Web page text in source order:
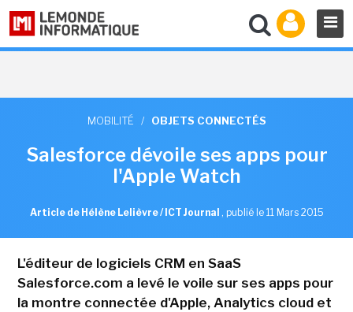
MOBILITÉ / OBJETS CONNECTÉS
Salesforce dévoile ses apps pour
l'Apple Watch
Article de Hélène Lelièvre / ICT Journal , publié le 11 Mars 2015
L'éditeur de logiciels CRM en SaaS
Salesforce.com a levé le voile sur ses apps pour
la montre connectée d'Apple, Analytics cloud et